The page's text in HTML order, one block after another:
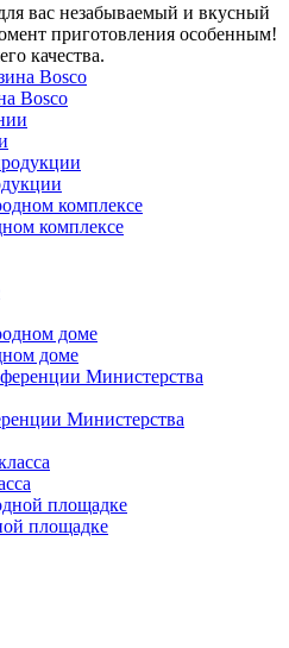
вас незабываемый и вкусный
приготовления особенным!
качества.
Bosco
комплексе
доме
Министерства
площадке